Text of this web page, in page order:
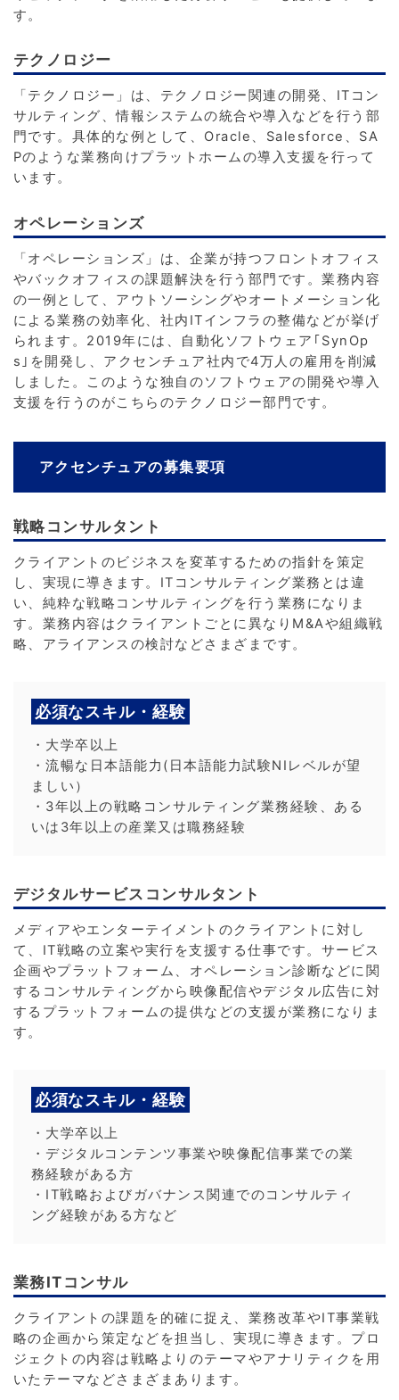
す。
テクノロジー
「テクノロジー」は、テクノロジー関連の開発、ITコン
サルティング、情報システムの統合や導入などを行う部
門です。具体的な例として、Oracle、Salesforce、SA
Pのような業務向けプラットホームの導入支援を行って
います。
オペレーションズ
「オペレーションズ」は、企業が持つフロントオフィス
やバックオフィスの課題解決を行う部門です。業務内容
の一例として、アウトソーシングやオートメーション化
による業務の効率化、社内ITインフラの整備などが挙げ
られます。2019年には、自動化ソフトウェア｢SynOp
s｣を開発し、アクセンチュア社内で4万人の雇用を削減
しました。このような独自のソフトウェアの開発や導入
支援を行うのがこちらのテクノロジー部門です。
アクセンチュアの募集要項
戦略コンサルタント
クライアントのビジネスを変革するための指針を策定
し、実現に導きます。ITコンサルティング業務とは違
い、純粋な戦略コンサルティングを行う業務になりま
す。業務内容はクライアントごとに異なりM&Aや組織戦
略、アライアンスの検討などさまざまです。
必須なスキル・経験
・大学卒以上
・流暢な日本語能力(日本語能力試験NIレベルが望
ましい）
・3年以上の戦略コンサルティング業務経験、ある
いは3年以上の産業又は職務経験
デジタルサービスコンサルタント
メディアやエンターテイメントのクライアントに対し
て、IT戦略の立案や実行を支援する仕事です。サービス
企画やプラットフォーム、オペレーション診断などに関
するコンサルティングから映像配信やデジタル広告に対
するプラットフォームの提供などの支援が業務になりま
す。
必須なスキル・経験
・大学卒以上
・デジタルコンテンツ事業や映像配信事業での業
務経験がある方
・IT戦略およびガバナンス関連でのコンサルティ
ング経験がある方など
業務ITコンサル
クライアントの課題を的確に捉え、業務改革やIT事業戦
略の企画から策定などを担当し、実現に導きます。プロ
ジェクトの内容は戦略よりのテーマやアナリティクを用
いたテーマなどさまざまあります。